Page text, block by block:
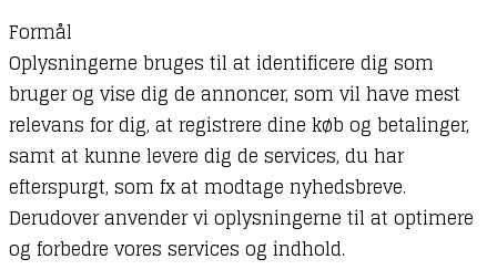
Formål
Oplysningerne bruges til at identificere dig som
bruger og vise dig de annoncer, som vil have mest
relevans for dig, at registrere dine køb og betalinger,
samt at kunne levere dig de services, du har
efterspurgt, som fx at modtage nyhedsbreve.
Derudover anvender vi oplysningerne til at optimere
og forbedre vores services og indhold.